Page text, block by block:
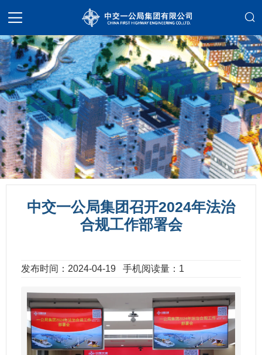
中交一公局集团召开2024年法治
合规工作部署会
发布时间：2024-04-19 手机阅读量：1